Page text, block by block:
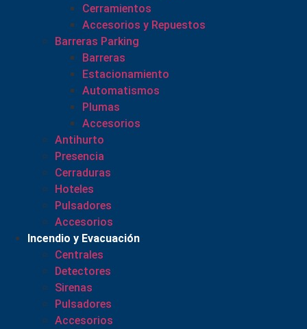
Cerramientos
Accesorios y Repuestos
Barreras Parking
Barreras
Estacionamiento
Automatismos
Plumas
Accesorios
Antihurto
Presencia
Cerraduras
Hoteles
Pulsadores
Accesorios
Incendio y Evacuación
Centrales
Detectores
Sirenas
Pulsadores
Accesorios